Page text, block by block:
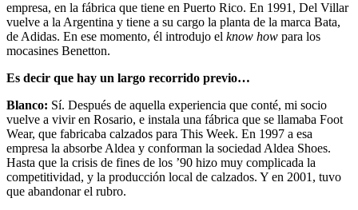
empresa, en la fábrica que tiene en Puerto Rico. En 1991, Del Villar
vuelve a la Argentina y tiene a su cargo la planta de la marca Bata,
de Adidas. En ese momento, él introdujo el know how para los
mocasines Benetton.
Es decir que hay un largo recorrido previo…
Blanco: Sí. Después de aquella experiencia que conté, mi socio
vuelve a vivir en Rosario, e instala una fábrica que se llamaba Foot
Wear, que fabricaba calzados para This Week. En 1997 a esa
empresa la absorbe Aldea y conforman la sociedad Aldea Shoes.
Hasta que la crisis de fines de los ’90 hizo muy complicada la
competitividad, y la producción local de calzados. Y en 2001, tuvo
que abandonar el rubro.